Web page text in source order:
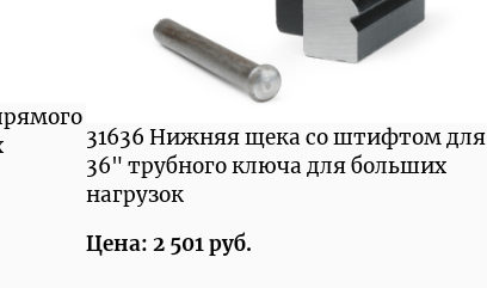
31636 Нижняя щека со штифтом для
36" трубного ключа для больших
нагрузок
Цена: 2 501 руб.